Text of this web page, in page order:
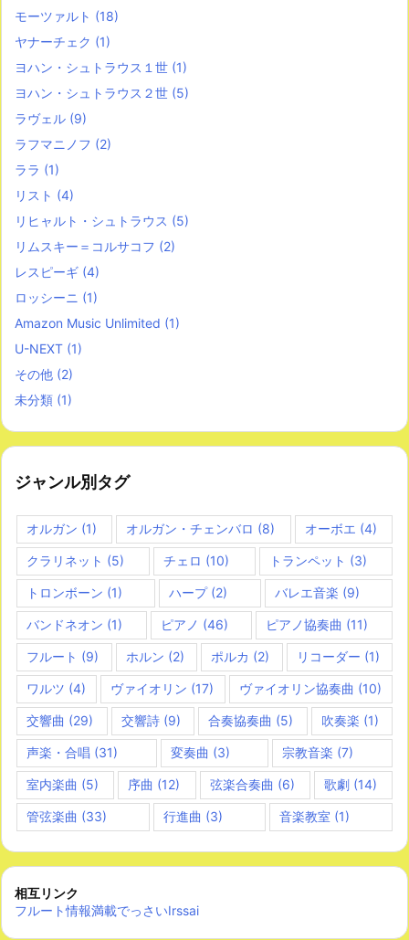
モーツァルト (18)
ヤナーチェク (1)
ヨハン・シュトラウス１世 (1)
ヨハン・シュトラウス２世 (5)
ラヴェル (9)
ラフマニノフ (2)
ララ (1)
リスト (4)
リヒャルト・シュトラウス (5)
リムスキー＝コルサコフ (2)
レスピーギ (4)
ロッシーニ (1)
Amazon Music Unlimited (1)
U-NEXT (1)
その他 (2)
未分類 (1)
ジャンル別タグ
オルガン (1) オルガン・チェンバロ (8) オーボエ (4)
クラリネット (5) チェロ (10) トランペット (3)
トロンボーン (1) ハープ(2) バレエ音楽 (9)
バンドネオン (1) ピアノ (46) ピアノ協奏曲 (11)
フルート (9) ホルン (2) ポルカ (2) リコーダー (1)
ワルツ (4) ヴァイオリン (17) ヴァイオリン協奏曲 (10)
交響曲 (29) 交響詩(9) 合奏協奏曲 (5) 吹奏楽 (1)
声楽・合唱 (31) 変奏曲 (3) 宗教音楽 (7)
室内楽曲 (5) 序曲 (12) 弦楽合奏曲 (6) 歌劇(14)
管弦楽曲 (33) 行進曲 (3) 音楽教室 (1)
相互リンク
フルート情報満載でっさいIrssai